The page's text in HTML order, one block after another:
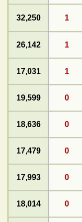
1
32,250
1
26,142
1
17,031
0
19,599
0
18,636
0
17,479
0
17,993
0
18,014